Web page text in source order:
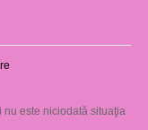
este niciodată situaţia